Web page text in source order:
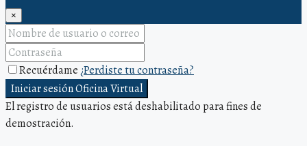
×
Recuérdame¿Perdiste tu contraseña?
Iniciar sesión Oficina Virtual
El registro de usuarios está deshabilitado para fines de
demostración.